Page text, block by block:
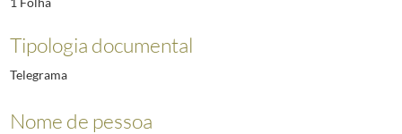
Tipologia documental
Telegrama
Nome de pessoa